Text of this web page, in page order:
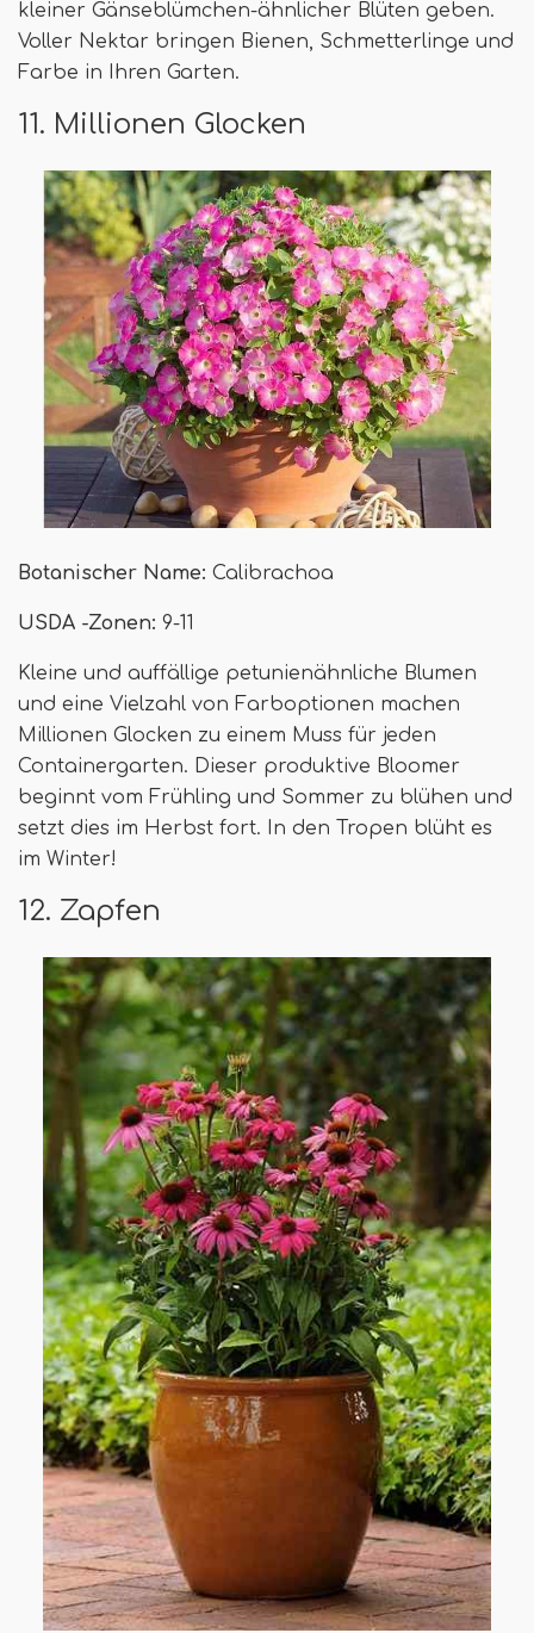
kleiner Gänseblümchen-ähnlicher Blüten geben.
Voller Nektar bringen Bienen, Schmetterlinge und
Farbe in Ihren Garten.
11. Millionen Glocken
Botanischer Name: Calibrachoa
USDA -Zonen: 9-11
Kleine und auffällige petunienähnliche Blumen
und eine Vielzahl von Farboptionen machen
Millionen Glocken zu einem Muss für jeden
Containergarten. Dieser produktive Bloomer
beginnt vom Frühling und Sommer zu blühen und
setzt dies im Herbst fort. In den Tropen blüht es
im Winter!
12. Zapfen